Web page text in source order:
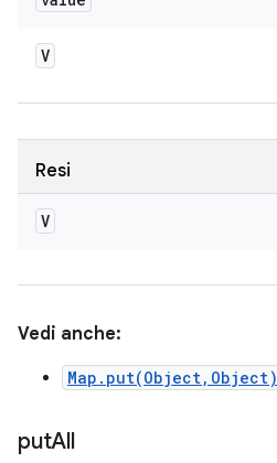
V
Resi
V
Vedi anche:
Map.put(Object,Object)
putAll